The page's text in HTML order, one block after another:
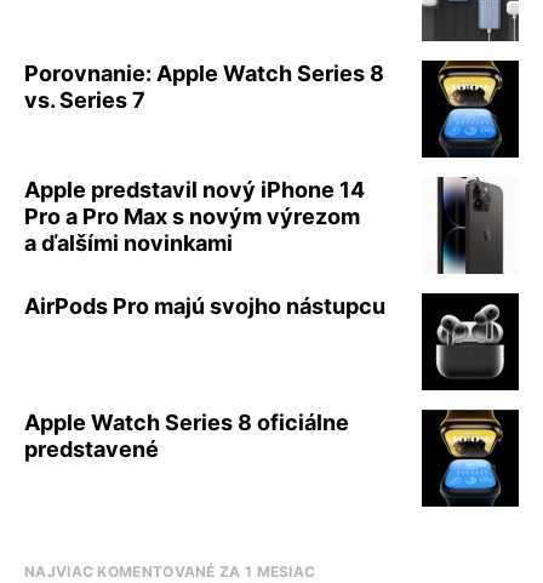
Porovnanie: Apple Watch Series 8
vs. Series 7
Apple predstavil nový iPhone 14
Pro a Pro Max s novým výrezom
a ďalšími novinkami
AirPods Pro majú svojho nástupcu
Apple Watch Series 8 oficiálne
predstavené
NAJVIAC KOMENTOVANÉ ZA 1 MESIAC